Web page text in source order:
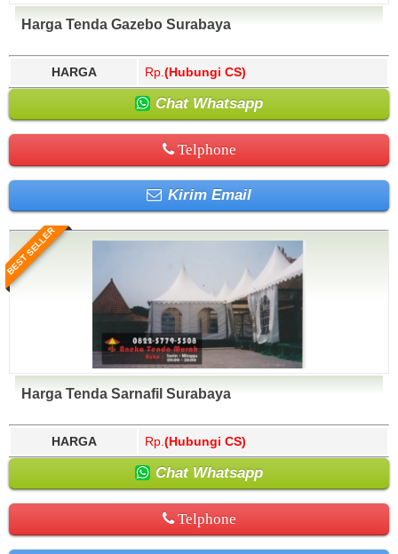
Harga Tenda Gazebo Surabaya
HARGA Rp. (Hubungi CS)
Chat Whatsapp
Telphone
Kirim Email
BEST SELLER
Harga Tenda Sarnafil Surabaya
HARGA Rp. (Hubungi CS)
Chat Whatsapp
Telphone